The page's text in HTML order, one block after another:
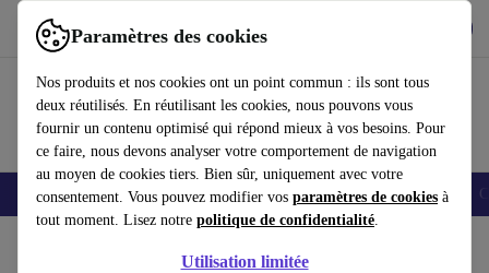
Paramètres des cookies
Nos produits et nos cookies ont un point commun : ils sont tous
deux réutilisés. En réutilisant les cookies, nous pouvons vous
fournir un contenu optimisé qui répond mieux à vos besoins. Pour
ce faire, nous devons analyser votre comportement de navigation
au moyen de cookies tiers. Bien sûr, uniquement avec votre
consentement. Vous pouvez modifier vos paramètres de cookies à
tout moment. Lisez notre politique de confidentialité.
Utilisation limitée
Utilisez refurbed rapidement et facilement
Smartphones Laptops Tablettes Montres connectées Accessoires